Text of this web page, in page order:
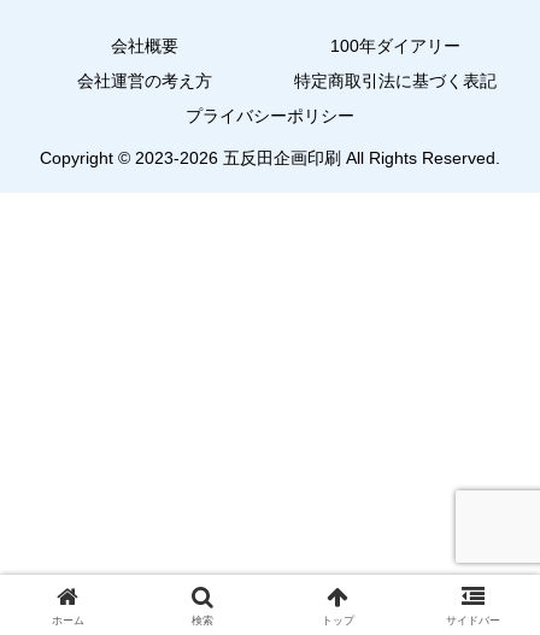
会社概要
100年ダイアリー
会社運営の考え方
特定商取引法に基づく表記
プライバシーポリシー
Copyright © 2023-2026 五反田企画印刷 All Rights Reserved.
ホーム 検索 トップ サイドバー